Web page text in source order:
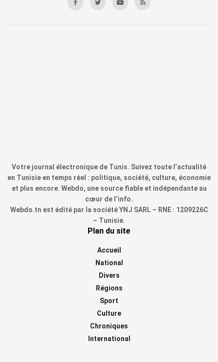
Votre journal électronique de Tunis. Suivez toute l’actualité
en Tunisie en temps réel : politique, société, culture, économie
et plus encore. Webdo, une source fiable et indépendante au
cœur de l’info.
Webdo.tn est édité par la société YNJ SARL – RNE : 1209226C
– Tunisie.
Plan du site
Accueil
National
Divers
Régions
Sport
Culture
Chroniques
International